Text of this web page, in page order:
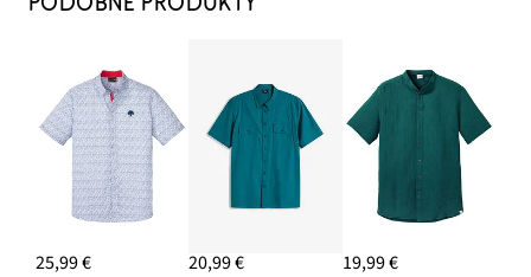
25,99 € 20,99 € 19,99 €